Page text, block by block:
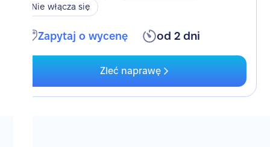
Nie włącza się
Zapytaj o wycenę od 2 dni
Zleć naprawę